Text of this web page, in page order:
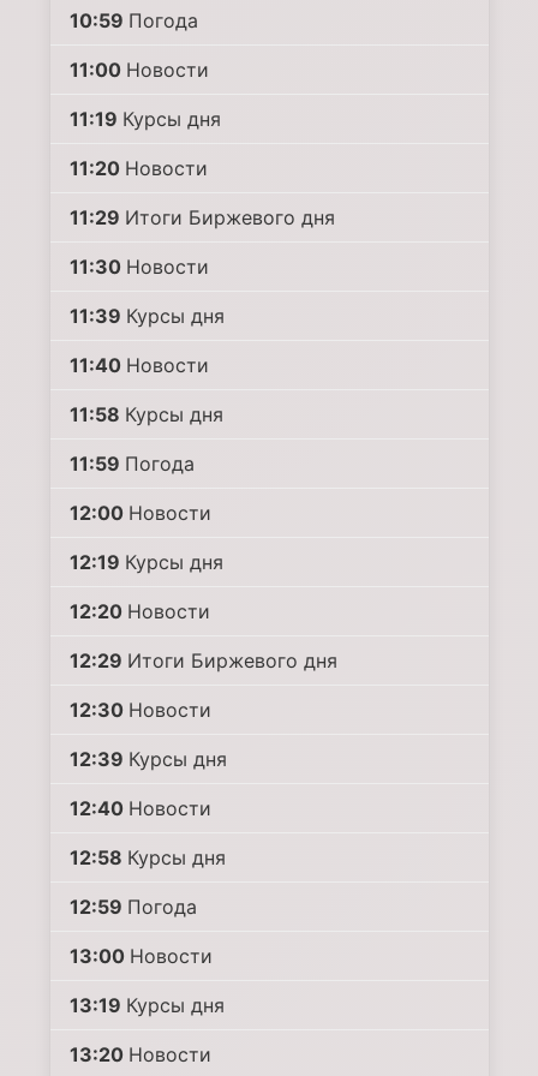
10:59 Погода
11:00 Новости
11:19 Курсы дня
11:20 Новости
11:29 Итоги Биржевого дня
11:30 Новости
11:39 Курсы дня
11:40 Новости
11:58 Курсы дня
11:59 Погода
12:00 Новости
12:19 Курсы дня
12:20 Новости
12:29 Итоги Биржевого дня
12:30 Новости
12:39 Курсы дня
12:40 Новости
12:58 Курсы дня
12:59 Погода
13:00 Новости
13:19 Курсы дня
13:20 Новости